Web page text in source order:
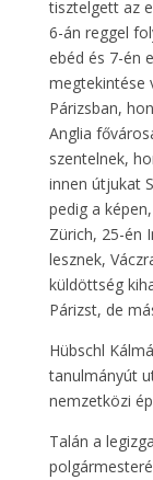
tisztelgett az
6-án reggel
ebéd és 7-én
megtekintése
Párizsban,
Anglia
szentelnek,
innen útjukat
pedig a
Zürich, 25-én
lesznek,
küldöttség
Párizst, de
Hübschl
tanulmányút
nemzetközi
Talán a